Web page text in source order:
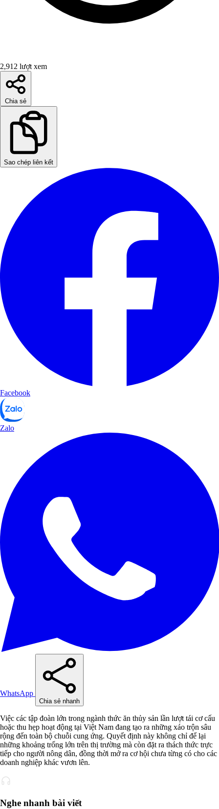
2,912 lượt xem
Chia sẻ
Sao chép liên kết
Facebook
Zalo
WhatsApp
Chia sẻ nhanh
Việc các tập đoàn lớn trong ngành thức ăn thủy sản lần lượt tái cơ cấu
hoặc thu hẹp hoạt động tại Việt Nam đang tạo ra những xáo trộn sâu
rộng đến toàn bộ chuỗi cung ứng. Quyết định này không chỉ để lại
những khoảng trống lớn trên thị trường mà còn đặt ra thách thức trực
tiếp cho người nông dân, đồng thời mở ra cơ hội chưa từng có cho các
doanh nghiệp khác vươn lên.
Nghe nhanh bài viết